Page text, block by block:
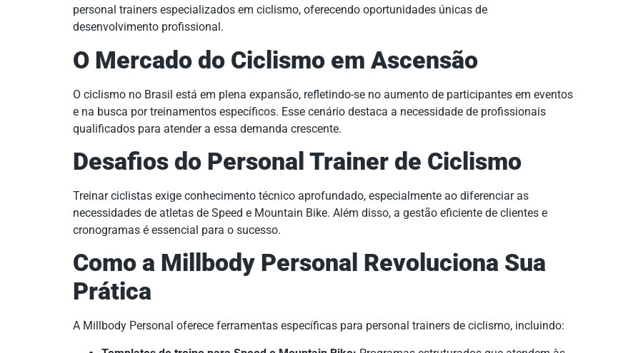
personal trainers especializados em ciclismo, oferecendo oportunidades únicas de
desenvolvimento profissional.
O Mercado do Ciclismo em Ascensão
O ciclismo no Brasil está em plena expansão, refletindo-se no aumento de participantes em eventos
e na busca por treinamentos específicos. Esse cenário destaca a necessidade de profissionais
qualificados para atender a essa demanda crescente.
Desafios do Personal Trainer de Ciclismo
Treinar ciclistas exige conhecimento técnico aprofundado, especialmente ao diferenciar as
necessidades de atletas de Speed e Mountain Bike. Além disso, a gestão eficiente de clientes e
cronogramas é essencial para o sucesso.
Como a Millbody Personal Revoluciona Sua
Prática
A Millbody Personal oferece ferramentas específicas para personal trainers de ciclismo, incluindo: